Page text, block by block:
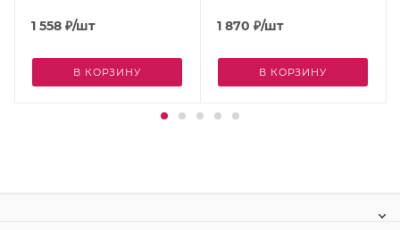
1 558 ₽/шт
В КОРЗИНУ
1 870 ₽/шт
В КОРЗИНУ